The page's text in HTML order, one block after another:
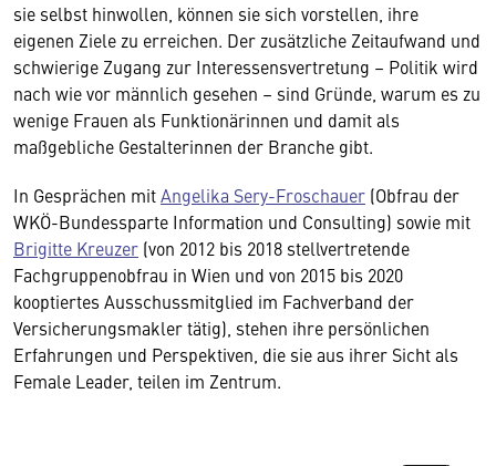
sie selbst hinwollen, können sie sich vorstellen, ihre
eigenen Ziele zu erreichen. Der zusätzliche Zeitaufwand und
schwierige Zugang zur Interessensvertretung – Politik wird
nach wie vor männlich gesehen – sind Gründe, warum es zu
wenige Frauen als Funktionärinnen und damit als
maßgebliche Gestalterinnen der Branche gibt.
In Gesprächen mitAngelika Sery-Froschauer (Obfrau der
WKÖ-Bundessparte Information und Consulting) sowie mit
Brigitte Kreuzer (von 2012 bis 2018 stellvertretende
Fachgruppenobfrau in Wien und von 2015 bis 2020
kooptiertes Ausschussmitglied im Fachverband der
Versicherungsmakler tätig), stehen ihre persönlichen
Erfahrungen und Perspektiven, die sie aus ihrer Sicht als
Female Leader, teilen im Zentrum.